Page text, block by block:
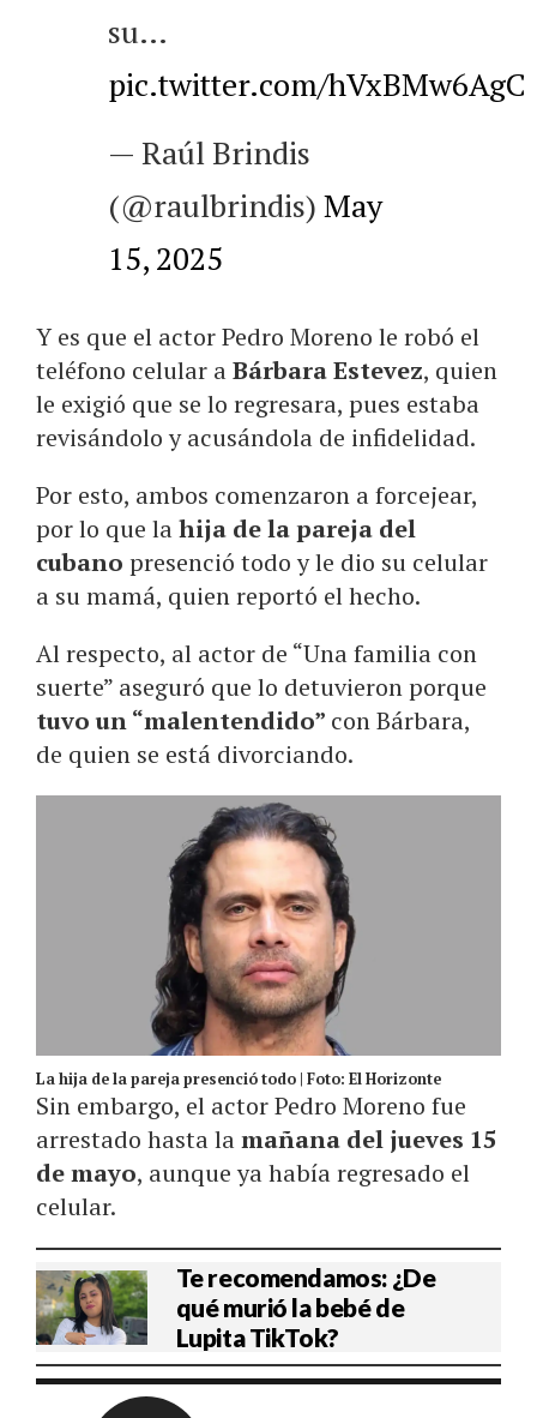
su…
pic.twitter.com/hVxBMw6AgC
— Raúl Brindis
(@raulbrindis) May
15, 2025
Y es que el actor Pedro Moreno le robó el
teléfono celular aBárbara Estevez, quien
le exigió que se lo regresara, pues estaba
revisándolo y acusándola de infidelidad.
Por esto, ambos comenzaron a forcejear,
por lo que lahija de la pareja del
cubano presenció todo y le dio su celular
a su mamá, quien reportó el hecho.
Al respecto, al actor de “Una familia con
suerte” aseguró que lo detuvieron porque
tuvo un “malentendido” con Bárbara,
de quien se está divorciando.
La hija de la pareja presenció todo | Foto: El Horizonte
Sin embargo, el actor Pedro Moreno fue
arrestado hasta lamañana del jueves 15
de mayo, aunque ya había regresado el
celular.
Te recomendamos: ¿De
qué murió la bebé de
Lupita TikTok?